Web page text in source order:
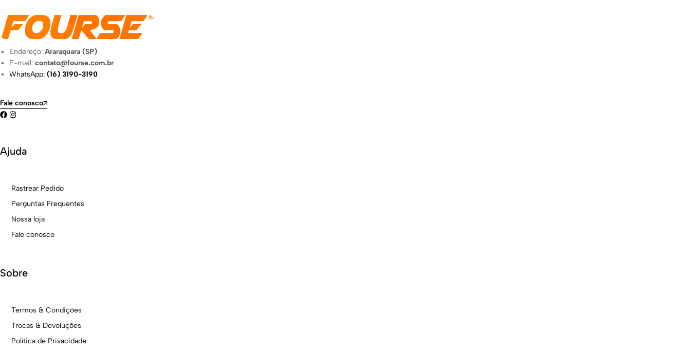
Endereço:Araraquara (SP)
E-mail:contato@fourse.com.br
WhatsApp:(16) 3190-3190
Fale conosco
Ajuda
Rastrear Pedido
Perguntas Frequentes
Nossa loja
Fale conosco
Sobre
Termos & Condições
Trocas & Devoluções
Política de Privacidade